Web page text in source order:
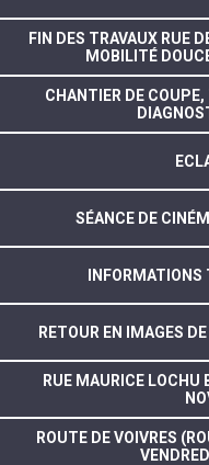
FIN DES TRAVAUX RUE
MOBILITÉ
CHANTIER DE COUPE,
SÉANCE DE
RETOUR EN IMAGES
RUE MAURICE LOCHU
ROUTE DE VOIVRES